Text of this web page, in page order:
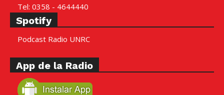
Tel: 0358 - 4644440
Spotify
Podcast Radio UNRC
App de la Radio